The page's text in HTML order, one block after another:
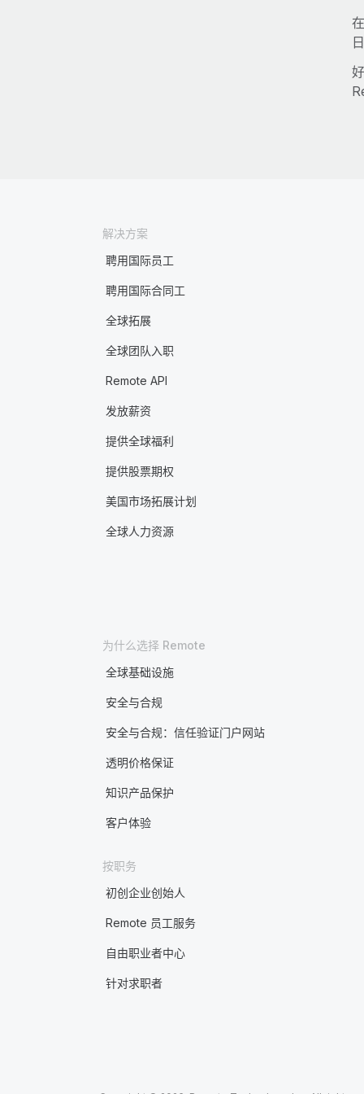
解决方案
聘用国际员工
聘用国际合同工
全球拓展
全球团队入职
Remote API
发放薪资
提供全球福利
提供股票期权
美国市场拓展计划
全球人力资源
为什么选择 Remote
全球基础设施
安全与合规
安全与合规：信任验证门户网站
透明价格保证
知识产品保护
客户体验
按职务
初创企业创始人
Remote 员工服务
自由职业者中心
针对求职者